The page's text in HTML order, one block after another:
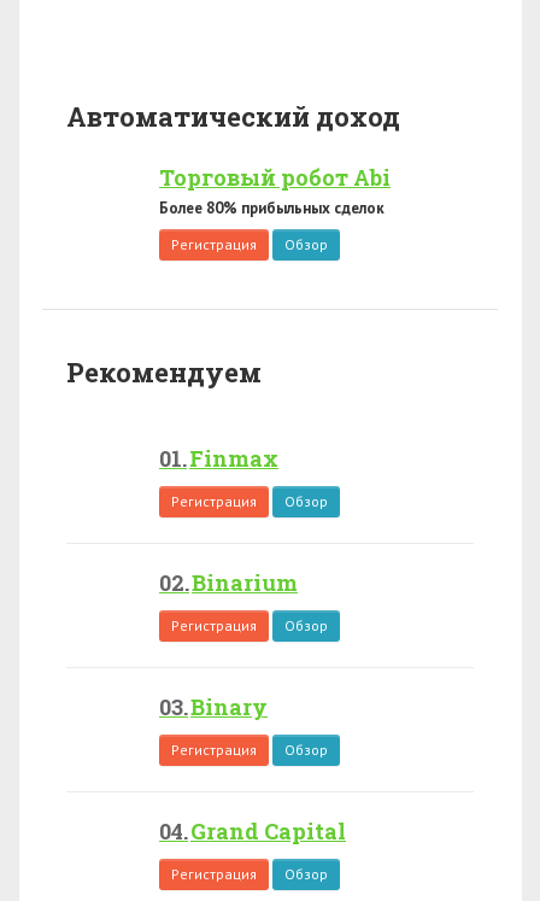
Автоматический доход
Торговый робот Abi
Более 80% прибыльных сделок
Регистрация Обзор
Рекомендуем
Finmax
Регистрация Обзор
Binarium
Регистрация Обзор
Binary
Регистрация Обзор
Grand Capital
Регистрация Обзор